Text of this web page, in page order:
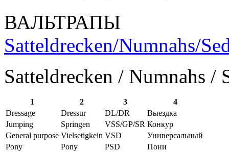
ВАЛЬТРАПЫ
Satteldrecken/Numnahs/
Satteldrecken / Numnahs /
1 2 3
4
Dressage
Dressur DL/DR
Выездка
Jumping
Springen VSS/GP/SR Конкур
General purpose Vielsetigkein VSD
Универсальный
Pony
Pony PSD Пони